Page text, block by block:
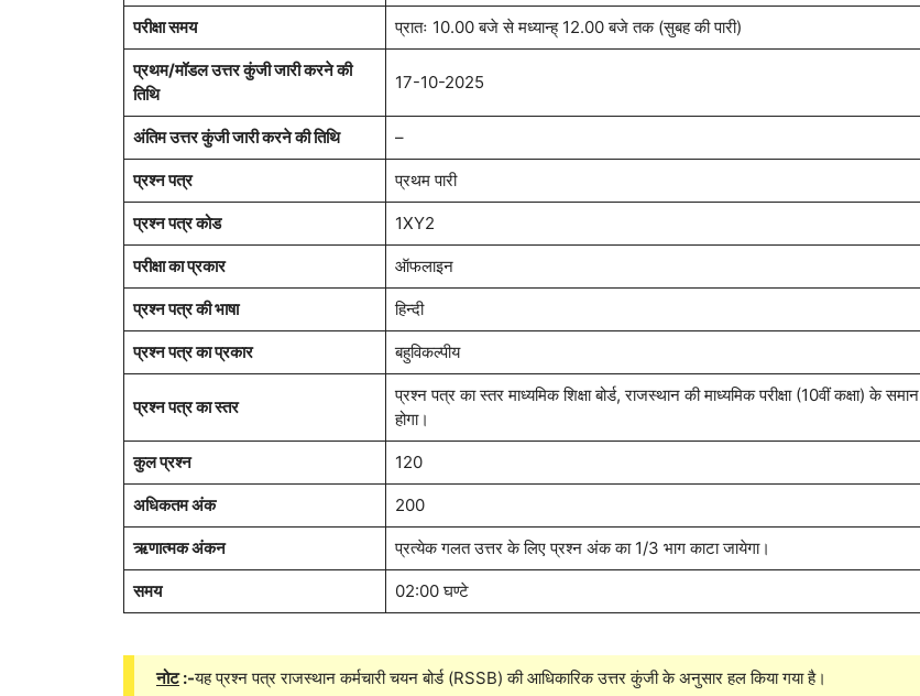
परीक्षा समय प्रातः 10.00 बजे से मध्यान्ह् 12.00 बजे तक (सुबह की पारी)
प्रथम/मॉडल उत्तर कुंजी जारी करने की
तिथि
17-10-2025
अंतिम उत्तर कुंजी जारी करने की तिथि –
प्रश्न पत्र प्रथम पारी
प्रश्न पत्र कोड 1XY2
परीक्षा का प्रकार ऑफलाइन
प्रश्न पत्र की भाषा हिन्दी
प्रश्न पत्र का प्रकार बहुविकल्पीय
प्रश्न पत्र का स्तर
प्रश्न पत्र का स्तर माध्यमिक शिक्षा बोर्ड, राजस्थान की माध्यमिक परीक्षा (10वीं कक्षा) के समान
होगा।
कुल प्रश्न 120
अधिकतम अंक 200
ऋणात्मक अंकन प्रत्येक गलत उत्तर के लिए प्रश्न अंक का 1/3 भाग काटा जायेगा।
समय 02:00 घण्टे
नोट:-यह प्रश्न पत्र राजस्थान कर्मचारी चयन बोर्ड (RSSB) की आधिकारिक उत्तर कुंजी के अनुसार हल किया गया है।